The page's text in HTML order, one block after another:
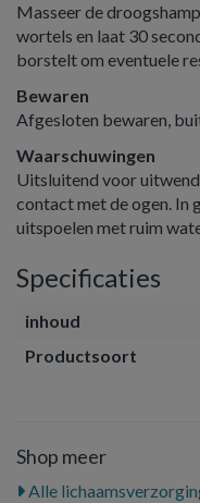
Masseer de
wortels en laat 30
borstelt om eventuele
Bewaren
Afgesloten bewaren,
Waarschuwingen
Uitsluitend voor
contact met de ogen. In
uitspoelen met ruim
Specificaties
inhoud
Productsoort
Shop meer
Alle